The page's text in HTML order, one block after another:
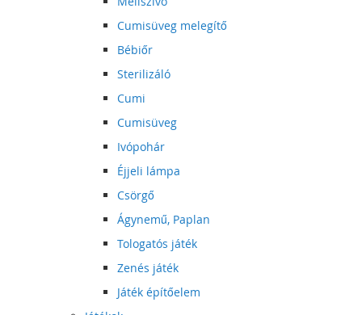
Cumisüveg melegítő
Bébiőr
Sterilizáló
Cumi
Cumisüveg
Ivópohár
Éjjeli lámpa
Csörgő
Ágynemű, Paplan
Tologatós játék
Zenés játék
Játék építőelem